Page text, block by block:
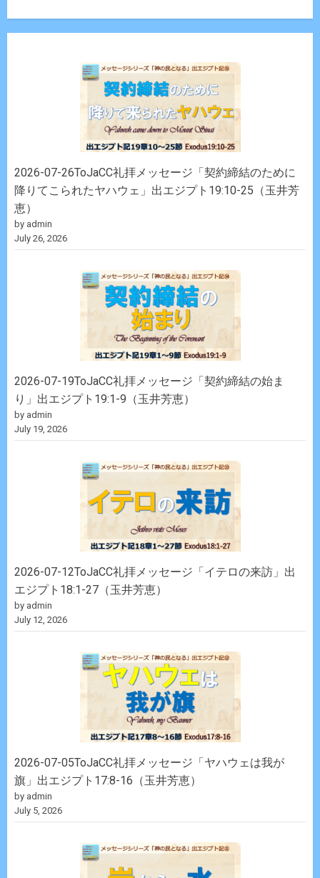
2026-07-26ToJaCC礼拝メッセージ「契約締結のために
降りてこられたヤハウェ」出エジプト19:10-25（玉井芳
恵）
by admin
July 26, 2026
2026-07-19ToJaCC礼拝メッセージ「契約締結の始ま
り」出エジプト19:1-9（玉井芳恵）
by admin
July 19, 2026
2026-07-12ToJaCC礼拝メッセージ「イテロの来訪」出
エジプト18:1-27（玉井芳恵）
by admin
July 12, 2026
2026-07-05ToJaCC礼拝メッセージ「ヤハウェは我が
旗」出エジプト17:8-16（玉井芳恵）
by admin
July 5, 2026